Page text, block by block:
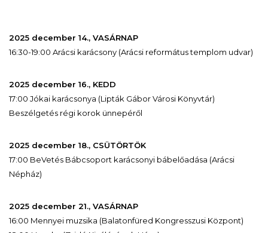
2025 december 14., VASÁRNAP
16:30-19:00 Arácsi karácsony (Arácsi református templom udvar)
2025 december 16., KEDD
17:00 Jókai karácsonya (Lipták Gábor Városi Könyvtár)
Beszélgetés régi korok ünnepéről
2025 december 18., CSÜTÖRTÖK
17:00 BeVetés Bábcsoport karácsonyi bábelőadása (Arácsi
Népház)
2025 december 21., VASÁRNAP
16:00 Mennyei muzsika (Balatonfüred Kongresszusi Központ)